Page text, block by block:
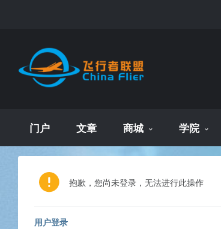
门户 文章 商城 学院
抱歉，您尚未登录，无法进行此操作
用户登录